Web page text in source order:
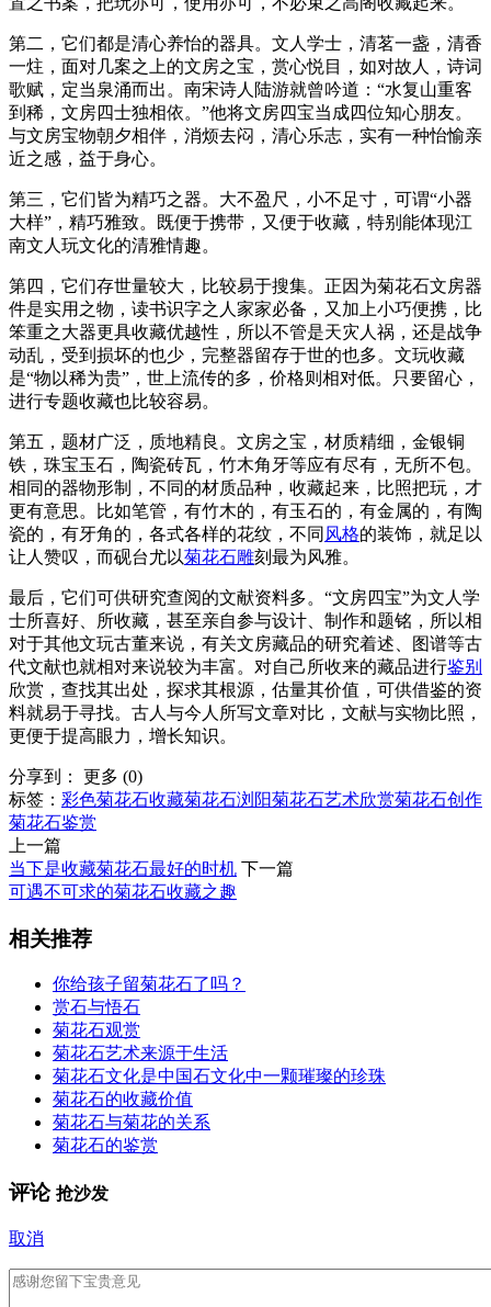
第二，它们都是清心养怡的器具。文人学士，清茗一盏，清香
一炷，面对几案之上的文房之宝，赏心悦目，如对故人，诗词
歌赋，定当泉涌而出。南宋诗人陆游就曾吟道：“水复山重客
到稀，文房四士独相依。”他将文房四宝当成四位知心朋友。
与文房宝物朝夕相伴，消烦去闷，清心乐志，实有一种怡愉亲
近之感，益于身心。
第三，它们皆为精巧之器。大不盈尺，小不足寸，可谓“小器
大样”，精巧雅致。既便于携带，又便于收藏，特别能体现江
南文人玩文化的清雅情趣。
第四，它们存世量较大，比较易于搜集。正因为菊花石文房器
件是实用之物，读书识字之人家家必备，又加上小巧便携，比
笨重之大器更具收藏优越性，所以不管是天灾人祸，还是战争
动乱，受到损坏的也少，完整器留存于世的也多。文玩收藏
是“物以稀为贵”，世上流传的多，价格则相对低。只要留心，
进行专题收藏也比较容易。
第五，题材广泛，质地精良。文房之宝，材质精细，金银铜
铁，珠宝玉石，陶瓷砖瓦，竹木角牙等应有尽有，无所不包。
相同的器物形制，不同的材质品种，收藏起来，比照把玩，才
更有意思。比如笔管，有竹木的，有玉石的，有金属的，有陶
瓷的，有牙角的，各式各样的花纹，不同 风格的装饰，就足以
让人赞叹，而砚台尤以菊花石雕刻最为风雅。
最后，它们可供研究查阅的文献资料多。“文房四宝”为文人学
士所喜好、所收藏，甚至亲自参与设计、制作和题铭，所以相
对于其他文玩古董来说，有关文房藏品的研究着述、图谱等古
代文献也就相对来说较为丰富。对自己所收来的藏品进行鉴别
欣赏，查找其出处，探求其根源，估量其价值，可供借鉴的资
料就易于寻找。古人与今人所写文章对比，文献与实物比照，
更便于提高眼力，增长知识。
分享到： 更多 (0)
标签： 彩色菊花石收藏菊花石浏阳菊花石艺术欣赏菊花石创作
菊花石鉴赏
上一篇
当下是收藏菊花石最好的时机 下一篇
可遇不可求的菊花石收藏之趣
相关推荐
你给孩子留菊花石了吗？
赏石与悟石
菊花石观赏
菊花石艺术来源于生活
菊花石文化是中国石文化中一颗璀璨的珍珠
菊花石的收藏价值
菊花石与菊花的关系
菊花石的鉴赏
评论 抢沙发
取消